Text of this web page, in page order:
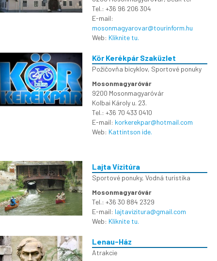
Tel.: +36 96 206 304
E-mail:
mosonmagyarovar@tourinform.hu
Web: Kliknite tu.
Kör Kerékpár Szaküzlet
Požičovňa bicyklov, Sportové ponuky
Mosonmagyaróvár
9200 Mosonmagyaróvár
Kolbai Károly u. 23.
Tel.: +36 70 433 0410
E-mail: korkerekpar@hotmail.com
Web: Kattintson ide.
Lajta Vízitúra
Sportové ponuky, Vodná turistika
Mosonmagyaróvár
Tel.: +36 30 884 2329
E-mail: lajtavizitura@gmail.com
Web: Kliknite tu.
Lenau-Ház
Atrakcie